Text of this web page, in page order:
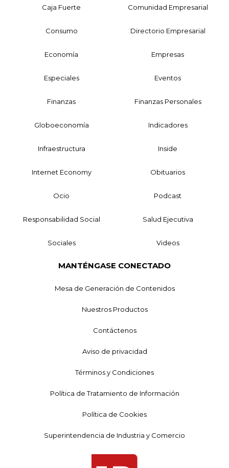
Caja Fuerte Comunidad Empresarial
Consumo Directorio Empresarial
Economía Empresas
Especiales Eventos
Finanzas Finanzas Personales
Globoeconomía Indicadores
Infraestructura Inside
Internet Economy Obituarios
Ocio Podcast
Responsabilidad Social Salud Ejecutiva
Sociales Videos
MANTÉNGASE CONECTADO
Mesa de Generación de Contenidos
Nuestros Productos
Contáctenos
Aviso de privacidad
Términos y Condiciones
Política de Tratamiento de Información
Política de Cookies
Superintendencia de Industria y Comercio